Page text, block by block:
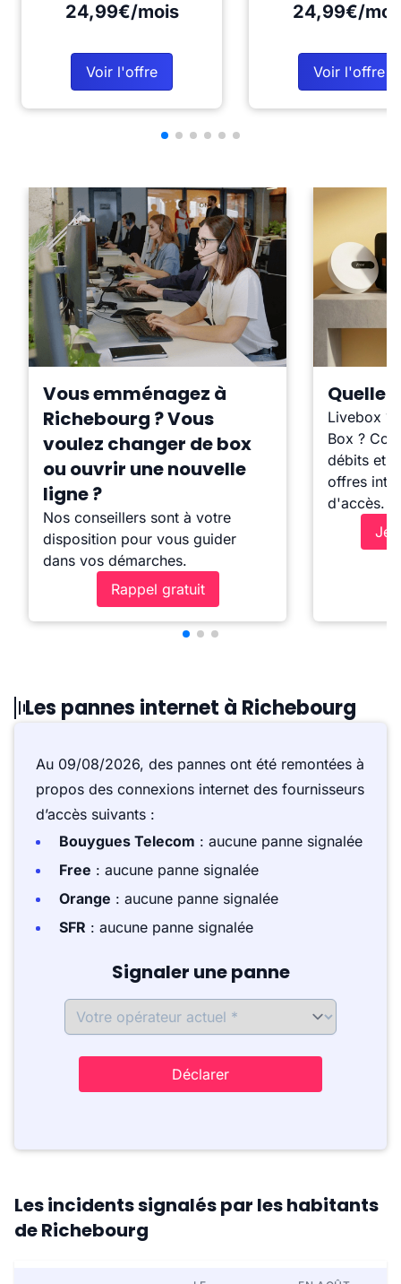
24,99€/mois
Voir l'offre
24,99€/
Voir l'offre
Vous emménagez à
Richebourg ? Vous
voulez changer de box
ou ouvrir une nouvelle
ligne ?
Nos conseillers sont à votre
disposition pour vous guider
dans vos démarches.
Rappel gratuit
Quelle
Livebox ?
Box ?
débits et
offres
d'accès.
Je
Les pannes internet à Richebourg
Au 09/08/2026, des pannes ont été remontées à
propos des connexions internet des fournisseurs
d’accès suivants :
Bouygues Telecom : aucune panne signalée
Free : aucune panne signalée
Orange : aucune panne signalée
SFR : aucune panne signalée
Signaler une panne
Déclarer
Les incidents signalés par les habitants
de Richebourg